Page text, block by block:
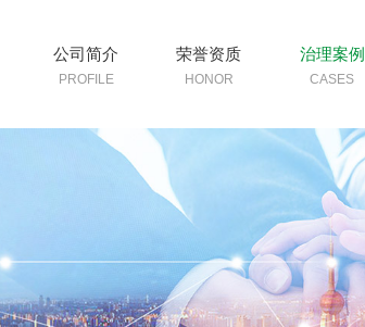
公司简介
PROFILE
荣誉资质
HONOR
治理案例
CASES